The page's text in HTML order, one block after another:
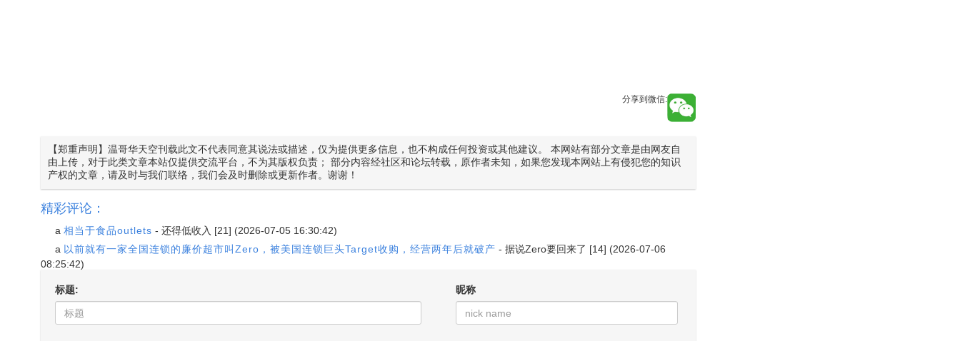
分享到微信:
【郑重声明】温哥华天空刊载此文不代表同意其说法或描述，仅为提供更多信息，也不构成任何投资或其他建议。 本网站有部分文章是由网友自
由上传，对于此类文章本站仅提供交流平台，不为其版权负责； 部分内容经社区和论坛转载，原作者未知，如果您发现本网站上有侵犯您的知识
产权的文章，请及时与我们联络，我们会及时删除或更新作者。谢谢！
精彩评论：
a 相当于食品outlets - 还得低收入 [21] (2026-07-05 16:30:42)
a 以前就有一家全国连锁的廉价超市叫Zero，被美国连锁巨头Target收购，经营两年后就破产 - 据说Zero要回来了 [14] (2026-07-06
08:25:42)
标题: 昵称